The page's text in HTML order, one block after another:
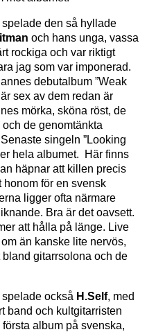
den så hyllade
och hans unga, vassa
rockiga och var riktigt
jag som var imponerad.
debutalbum ”Weak
sex av dem redan är
mörka, sköna röst, de
de genomtänkta
singeln ”Looking
hela albumet. Här finns
häpnar att killen precis
honom för en svensk
ligger ofta närmare
Bra är det oavsett.
att hålla på länge. Live
än kanske lite nervös,
gitarrsolona och de
också H.Self, med
band och kultgitarristen
första album på svenska,